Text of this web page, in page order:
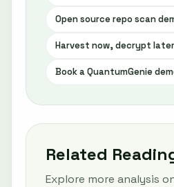
Open source repo scan
Harvest now, decrypt
Book a QuantumGenie
Related
Explore more analysis